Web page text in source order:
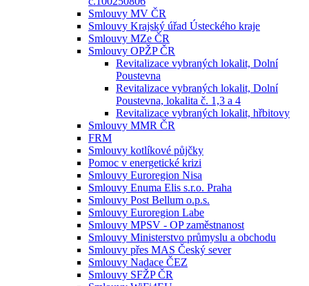
Smlouvy MV ČR
Smlouvy Krajský úřad Ústeckého kraje
Smlouvy MZe ČR
Smlouvy OPŽP ČR
Revitalizace vybraných lokalit, Dolní
Poustevna
Revitalizace vybraných lokalit, Dolní
Poustevna, lokalita č. 1,3 a 4
Revitalizace vybraných lokalit, hřbitovy
Smlouvy MMR ČR
FRM
Smlouvy kotlíkové půjčky
Pomoc v energetické krizi
Smlouvy Euroregion Nisa
Smlouvy Enuma Elis s.r.o. Praha
Smlouvy Post Bellum o.p.s.
Smlouvy Euroregion Labe
Smlouvy MPSV - OP zaměstnanost
Smlouvy Ministerstvo průmyslu a obchodu
Smlouvy přes MAS Český sever
Smlouvy Nadace ČEZ
Smlouvy SFŽP ČR